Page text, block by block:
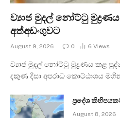
ව්‍යාජ මුදල් නෝට්ටු
අත්අඩංගුවට
August 9, 2026 0 6 Views
ව්‍යාජ මුදල් නෝට්ටු මුද්‍රණය කළ
දකුණ දිසා අපරාධ කොට්ඨාශය
ප්‍රදේශ
August 8, 2026